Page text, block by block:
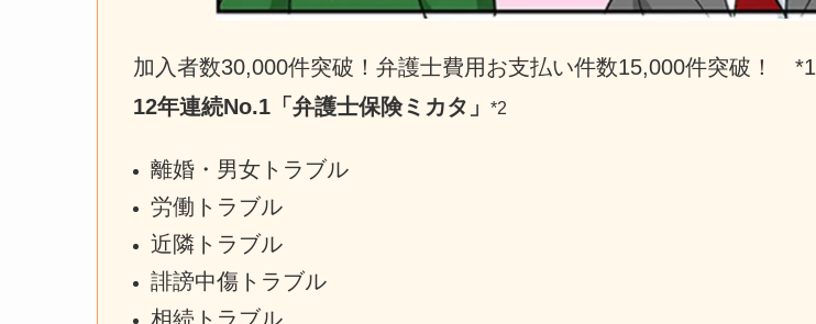
加入者数30,000件突破！弁護士費用お支払い件数15,000件突破！　*1
12年連続No.1「弁護士保険ミカタ」
*2
離婚・男女トラブル
労働トラブル
近隣トラブル
誹謗中傷トラブル
相続トラブル